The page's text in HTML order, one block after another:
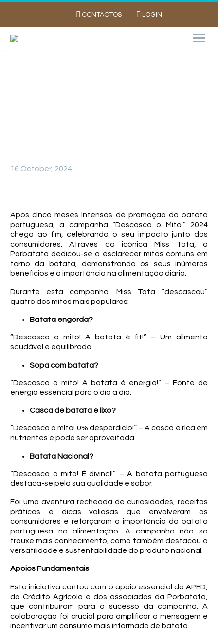
CONTACTOS LOGIN
16 October, 2024
Após cinco meses intensos de promoção da batata
portuguesa, a campanha “Descasca o Mito!” 2024
chega ao fim, celebrando o seu impacto junto dos
consumidores. Através da icónica Miss Tata, a
Porbatata dedicou-se a esclarecer mitos comuns em
torno da batata, demonstrando os seus inúmeros
benefícios e a importância na alimentação diária.
Durante esta campanha, Miss Tata “descascou”
quatro dos mitos mais populares:
Batata engorda?
“Descasca o mito! A batata é fit!” – Um alimento
saudável e equilibrado.
Sopa com batata?
“Descasca o mito! A batata é energia!” – Fonte de
energia essencial para o dia a dia.
Casca de batata é lixo?
“Descasca o mito! 0% desperdício!” – A casca é rica em
nutrientes e pode ser aproveitada.
Batata Nacional?
“Descasca o mito! É divinal!” – A batata portuguesa
destaca-se pela sua qualidade e sabor.
Foi uma aventura recheada de curiosidades, receitas
práticas e dicas valiosas que envolveram os
consumidores e reforçaram a importância da batata
portuguesa na alimentação. A campanha não só
trouxe mais conhecimento, como também destacou a
versatilidade e sustentabilidade do produto nacional.
Apoios Fundamentais
Esta iniciativa contou com o apoio essencial da APED,
do Crédito Agrícola e dos associados da Porbatata,
que contribuíram para o sucesso da campanha. A
colaboração foi crucial para amplificar a mensagem e
incentivar um consumo mais informado de batata.